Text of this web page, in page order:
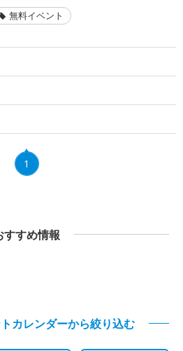
無料イベント
1
すすめ情報
カレンダーから絞り込む